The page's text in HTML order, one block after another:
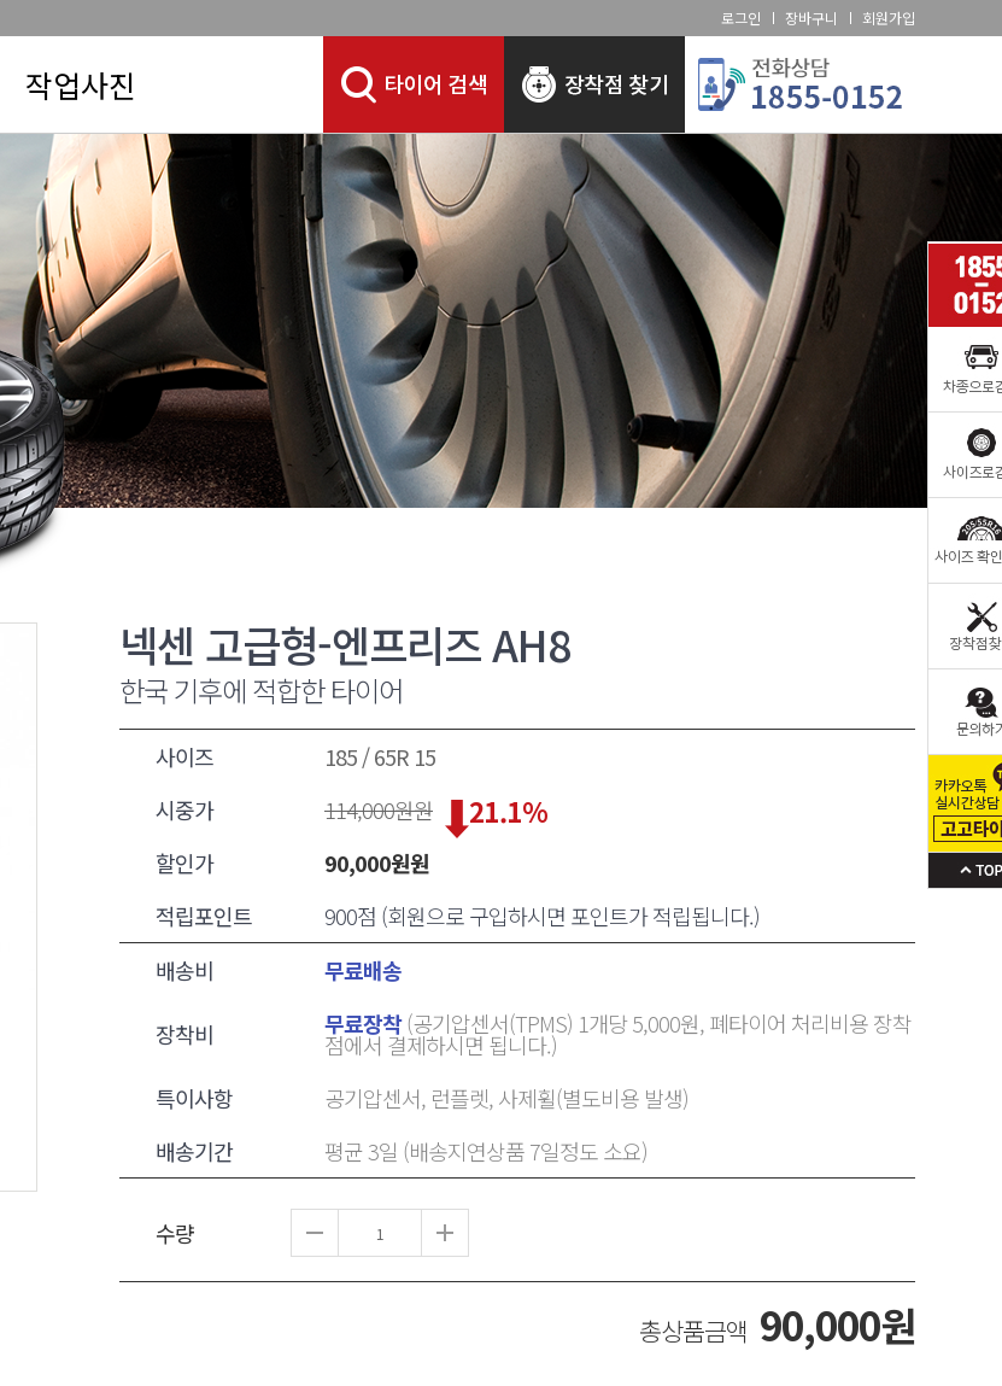
로그인 장바구니 회원가입
작업사진
넥센 고급형-엔프리즈 AH8
한국 기후에 적합한 타이어
사이즈
185 / 65R 15
시중가
114,000원원
할인가
90,000원원
21.1%
적립포인트
900점 (회원으로 구입하시면 포인트가 적립됩니다.)
배송비
무료배송
장착비 무료장착(공기압센서(TPMS) 1개당 5,000원, 폐타이어 처리비용 장착
점에서 결제하시면 됩니다.)
특이사항
공기압센서, 런플렛, 사제휠(별도비용 발생)
배송기간
평균 3일 (배송지연상품 7일정도 소요)
수량
총상품금액 90,000원